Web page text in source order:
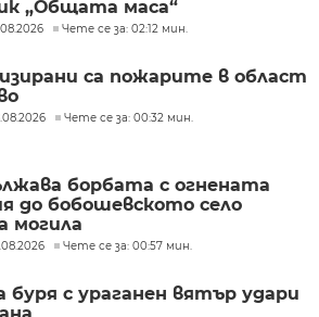
„Общата маса“
Чете се за: 02:12 мин.
са пожарите в област
Чете се за: 00:32 мин.
борбата с огнената
до бобошевското село
могила
Чете се за: 00:57 мин.
буря с ураганен вятър удари